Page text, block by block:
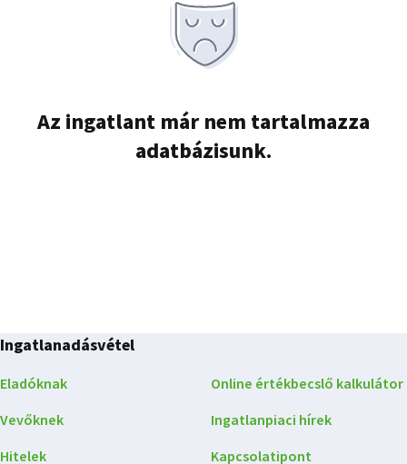
Az ingatlant már nem tartalmazza
adatbázisunk.
Ingatlanadásvétel
Eladóknak
Vevőknek
Hitelek
Online értékbecslő kalkulátor
Ingatlanpiaci hírek
Kapcsolatipont